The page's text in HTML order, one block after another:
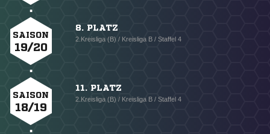
SAISON
19/20
8. PLATZ
2.Kreisliga (B) / Kreisliga B / Staffel 4
SAISON
18/19
11. PLATZ
2.Kreisliga (B) / Kreisliga B / Staffel 4